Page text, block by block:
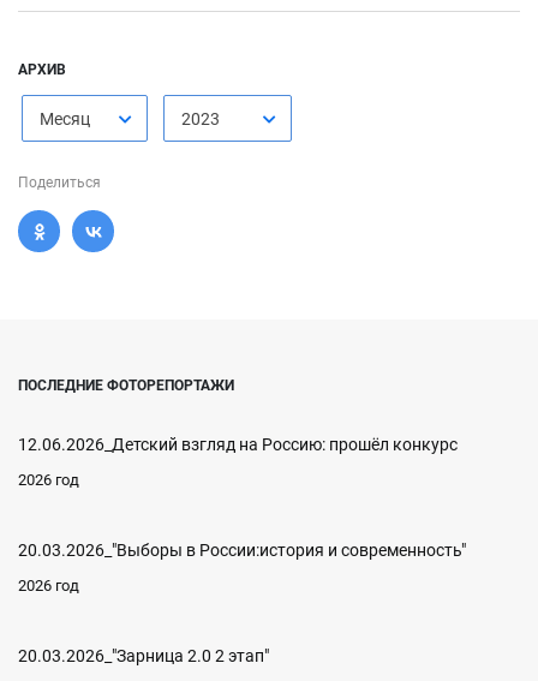
АРХИВ
Месяц 2023
Поделиться
ПОСЛЕДНИЕ ФОТОРЕПОРТАЖИ
12.06.2026_Детский взгляд на Россию: прошёл конкурс
2026 год
20.03.2026_"Выборы в России:история и современность"
2026 год
20.03.2026_"Зарница 2.0 2 этап"